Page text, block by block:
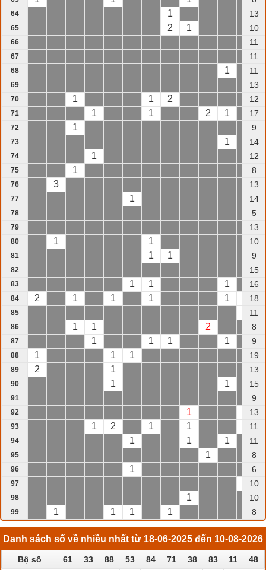
64 1 13
65 2 1 10
66 11
67 11
68 1 11
69 13
70 1 1 2 12
71 1 1 2 1 17
72 1 9
73 1 14
74 1 12
75 1 8
76 3 13
77 1 14
78 5
79 13
80 1 1 10
81 1 1 9
82 15
83 1 1 1 16
84 2 1 1 1 1 18
85 11
86 1 1 2 8
87 1 1 1 1 9
88 1 1 1 19
89 2 1 13
90 1 1 15
91 9
92 1 13
93 1 2 1 1 11
94 1 1 1 11
95 1 8
96 1 6
97 10
98 1 10
99 1 1 1 1 8
Danh sách số về nhiều nhất từ 18-06-2025 đến 10-08-2026
Bộ số 61 33 88 53 84 71 38 83 11 48